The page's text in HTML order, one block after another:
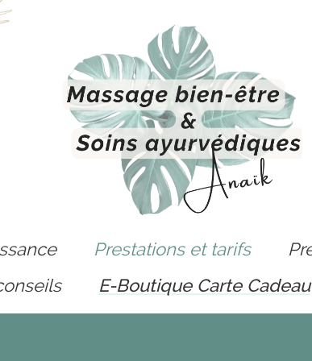
Prestations et tarifs
E-Boutique Carte Cadeau